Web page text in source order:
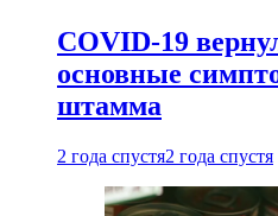
COVID-19
основные
штамма
2 года спустя2 года спустя